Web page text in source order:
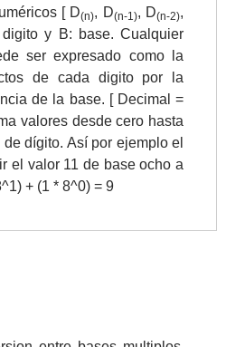
y
[ D(n), D(n-1), D(n-2),
y B: base. Cualquier
ser expresado como la
de cada digito por la
de la base. [ Decimal =
valores desde cero hasta
dígito. Así por ejemplo el
el valor 11 de base ocho a
+ (1 * 8^0) = 9